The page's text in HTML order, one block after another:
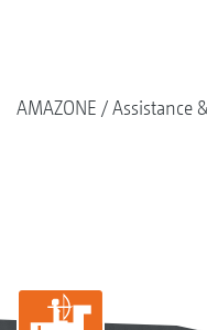
AMAZONE Assistance